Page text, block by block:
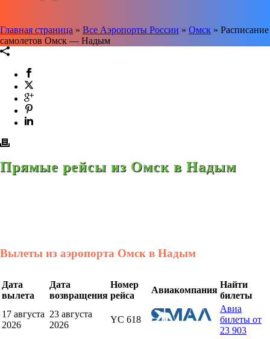
Главная страница » Все Аэропорты России » Омск » Расписание
самолетов Омск — Надым
Прямые рейсы из Омск в Надым
Вылеты из аэропорта Омск в Надым
Дата
вылета
Дата
возвращения
Номер
рейса
Авиакомпания
Найти
билеты
17 августа
2026
23 августа
2026
YC 618
Авиа
билеты от
23 903